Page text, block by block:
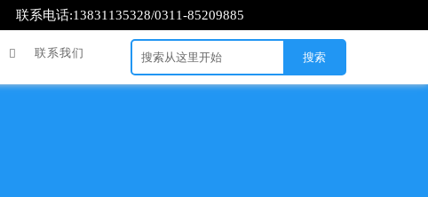
联系电话:13831135328/0311-85209885
 联系我们 搜索